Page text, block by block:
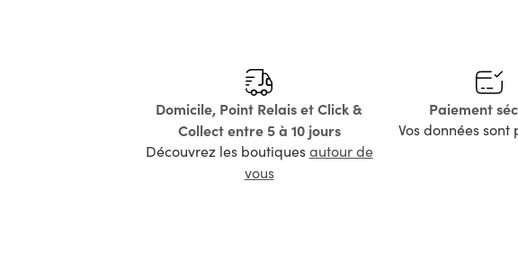
Domicile, Point Relais et Click &
Collect entre 5 à 10 jours
Découvrez les boutiquesautour de
vous
Paiement
Vos données sont